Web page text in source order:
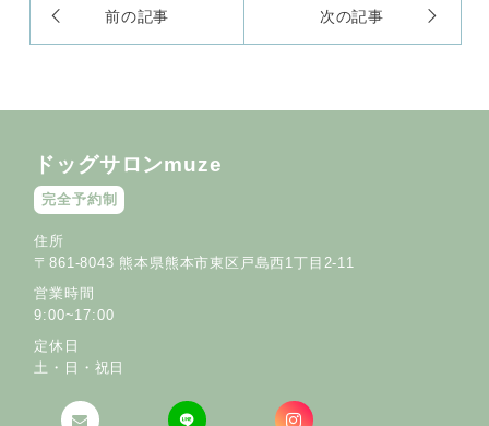
前の記事 次の記事
ドッグサロンmuze
完全予約制
住所
〒861-8043 熊本県熊本市東区戸島西1丁目2-11
営業時間
9:00~17:00
定休日
土・日・祝日